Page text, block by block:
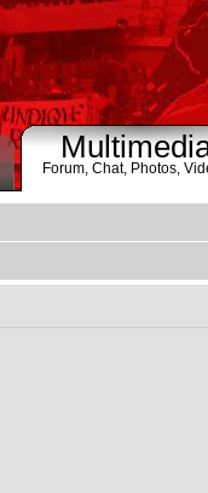
Forum, Chat, Photos,